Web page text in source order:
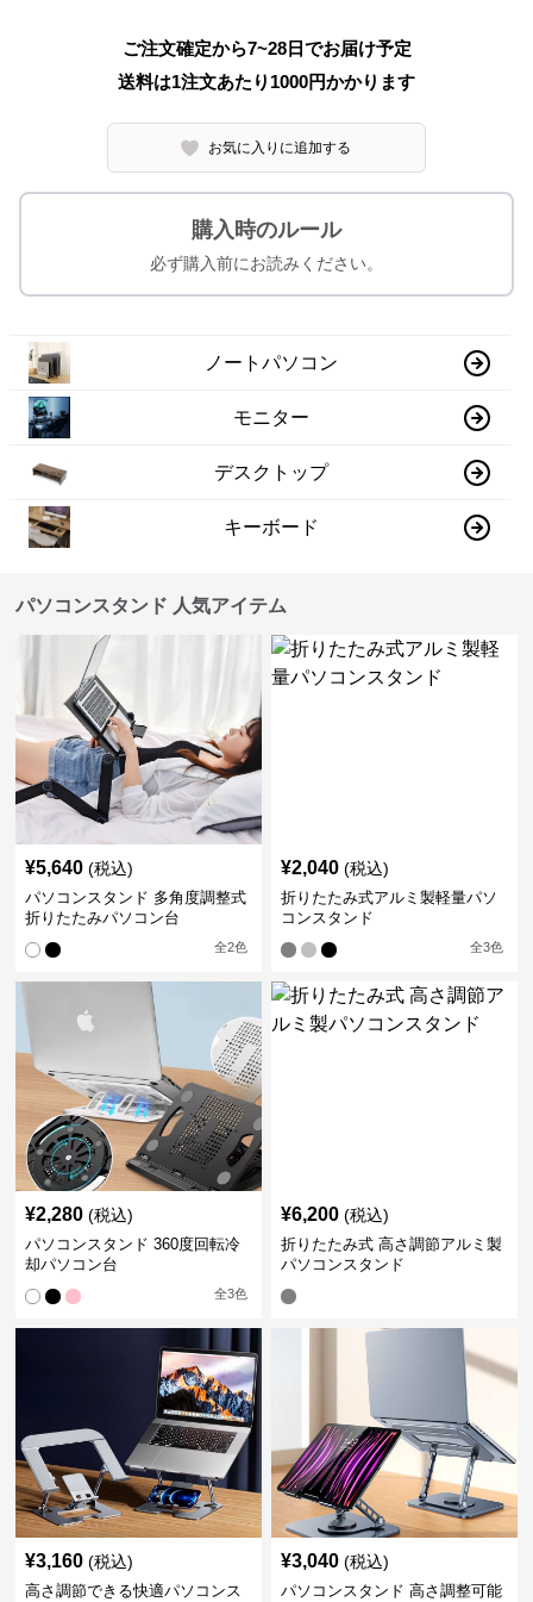
ご注文確定から7~28日でお届け予定
送料は1注文あたり 1000円かかります
お気に入りに追加する
購入時のルール
必ず購入前にお読みください。
ノートパソコン
モニター
デスクトップ
キーボード
パソコンスタンド 人気アイテム
¥5,640 (税込)
パソコンスタンド 多角度調整式
折りたたみパソコン台
全2色
¥2,040 (税込)
折りたたみ式アルミ製軽量パソ
コンスタンド
全3色
¥2,280 (税込)
パソコンスタンド 360度回転冷
却パソコン台
全3色
¥6,200 (税込)
折りたたみ式 高さ調節アルミ製
パソコンスタンド
¥3,160 (税込)
高さ調節できる快適パソコンス
¥3,040 (税込)
パソコンスタンド 高さ調整可能